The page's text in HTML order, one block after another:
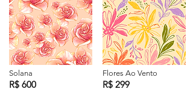
Solana
R$ 600
Flores Ao Vento
R$ 299